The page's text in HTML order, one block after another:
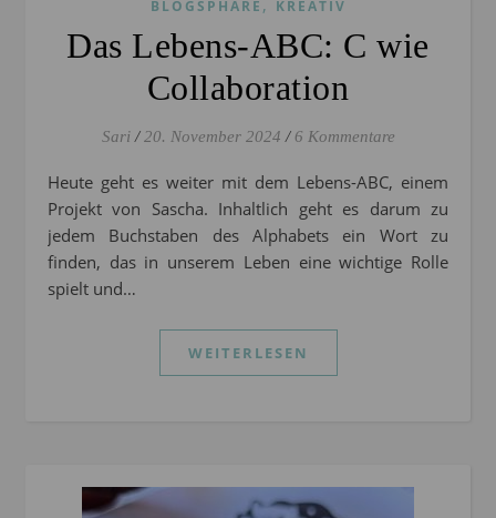
BLOGSPHÄRE , KREATIV
Das Lebens-ABC: C wie
Collaboration
Sari / 20. November 2024 / 6 Kommentare
Heute geht es weiter mit dem Lebens-ABC, einem
Projekt von Sascha. Inhaltlich geht es darum zu
jedem Buchstaben des Alphabets ein Wort zu
finden, das in unserem Leben eine wichtige Rolle
spielt und…
WEITERLESEN